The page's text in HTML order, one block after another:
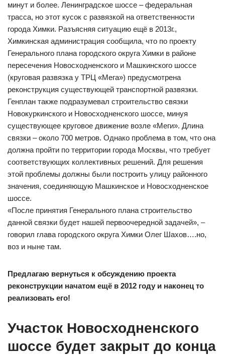
минут и более. Ленинградское шоссе – федеральная
трасса, но этот кусок с развязкой на ответственности
города Химки. Разъясняя ситуацию ещё в 2013г.,
Химкинская администрация сообщила, что по проекту
Генерального плана городского округа Химки в районе
пересечения Новосходненского и Машкинского шоссе
(круговая развязка у ТРЦ «Мега») предусмотрена
реконструкция существующей транспортной развязки.
Генплан также подразумевал строительство связки
Новокуркинского и Новосходненского шоссе, минуя
существующее круговое движение возле «Меги». Длина
связки – около 700 метров. Однако проблема в том, что она
должна пройти по территории города Москвы, что требует
соответствующих коллективных решений. Для решения
этой проблемы должны были построить улицу районного
значения, соединяющую Машкинское и Новосходненское
шоссе.
«После принятия Генерального плана строительство
данной связки будет нашей первоочередной задачей», –
говорил глава городского округа Химки Олег Шахов….но,
воз и ныне там.
Предлагаю вернуться к обсуждению проекта
реконструкции начатом ещё в 2012 году и наконец то
реализовать его!
Участок Новосходненского
шоссе будет закрыт до конца